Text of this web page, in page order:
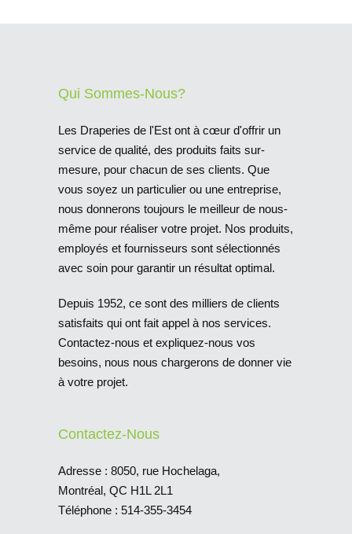
Qui Sommes-Nous?
Les Draperies de l'Est ont à cœur d'offrir un
service de qualité, des produits faits sur-
mesure, pour chacun de ses clients. Que
vous soyez un particulier ou une entreprise,
nous donnerons toujours le meilleur de nous-
même pour réaliser votre projet. Nos produits,
employés et fournisseurs sont sélectionnés
avec soin pour garantir un résultat optimal.
Depuis 1952, ce sont des milliers de clients
satisfaits qui ont fait appel à nos services.
Contactez-nous et expliquez-nous vos
besoins, nous nous chargerons de donner vie
à votre projet.
Contactez-Nous
Adresse : 8050, rue Hochelaga,
Montréal, QC H1L 2L1
Téléphone : 514-355-3454